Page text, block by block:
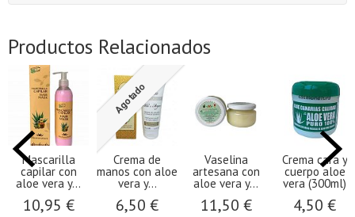
Productos Relacionados
Mascarilla
capilar con
aloe vera y...
10,95 €
Agotado
Crema de
manos con aloe
vera y...
6,50 €
Vaselina
artesana con
aloe vera y...
11,50 €
Crema cara y
cuerpo aloe
vera (300ml)
4,50 €